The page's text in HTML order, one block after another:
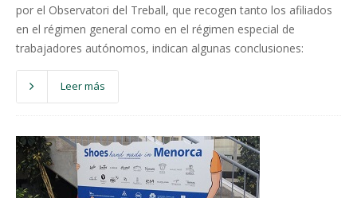
por el Observatori del Treball, que recogen tanto los afiliados
en el régimen general como en el régimen especial de
trabajadores autónomos, indican algunas conclusiones:
Leer más